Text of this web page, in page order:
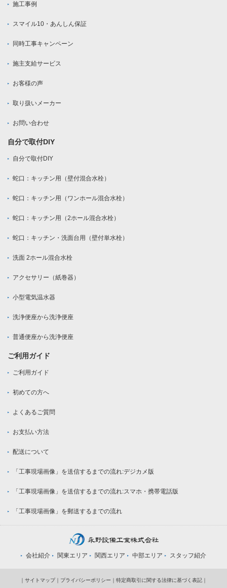
施工事例
スマイル10・あんしん保証
同時工事キャンペーン
施主支給サービス
お客様の声
取り扱いメーカー
お問い合わせ
自分で取付DIY
自分で取付DIY
蛇口：キッチン用（壁付混合水栓）
蛇口：キッチン用（ワンホール混合水栓）
蛇口：キッチン用（2ホール混合水栓）
蛇口：キッチン・洗面台用（壁付単水栓）
洗面 2ホール混合水栓
アクセサリー（紙巻器）
小型電気温水器
洗浄便座から洗浄便座
普通便座から洗浄便座
ご利用ガイド
ご利用ガイド
初めての方へ
よくあるご質問
お支払い方法
配送について
「工事現場画像」を送信するまでの流れ:デジカメ版
「工事現場画像」を送信するまでの流れ:スマホ・携帯電話版
「工事現場画像」を郵送するまでの流れ
会社紹介 関東エリア 関西エリア 中部エリア スタッフ紹介
｜ サイトマップ｜ プライバシーポリシー ｜ 特定商取引に関する法律に基づく表記 ｜